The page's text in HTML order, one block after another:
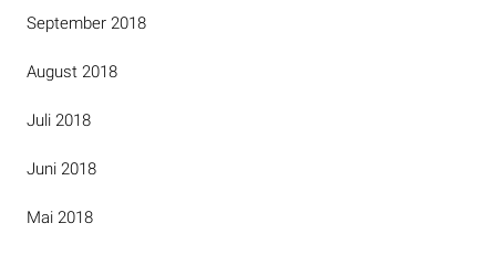
September 2018
August 2018
Juli 2018
Juni 2018
Mai 2018